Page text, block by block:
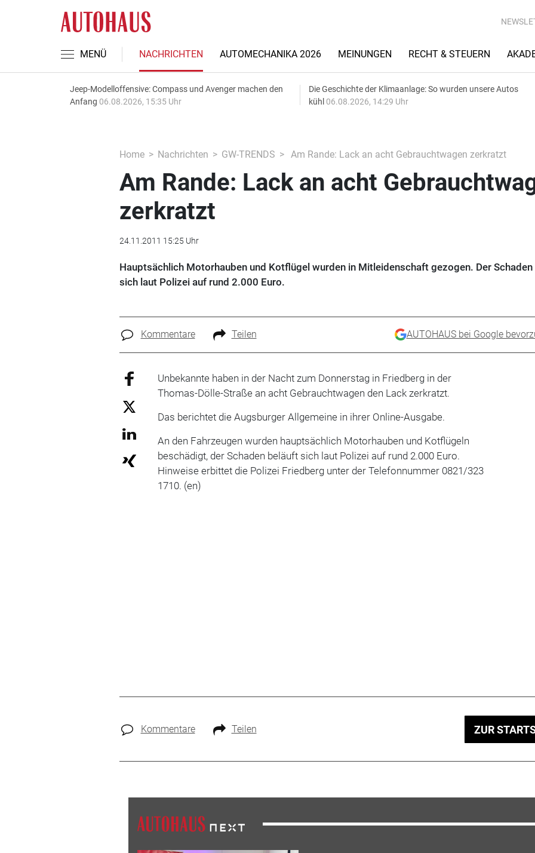
MENÜ NACHRICHTEN AUTOMECHANIKA 2026 MEINUNGEN RECHT & STEUERN
Jeep-Modelloffensive: Compass und Avenger machen den
Anfang 06.08.2026, 15:35 Uhr
Die Geschichte der Klimaanlage: So wurden unsere Autos
kühl 06.08.2026, 14:29 Uhr
Home Nachrichten GW-TRENDS Am Rande: Lack an acht Gebrauchtwagen zerkratzt
Am Rande: Lack an acht
zerkratzt
24.11.2011 15:25 Uhr
Hauptsächlich Motorhauben und Kotflügel wurden in Mitleidenschaft gezogen. Der
sich laut Polizei auf rund 2.000 Euro.
Kommentare Teilen AUTOHAUS bei Google
Unbekannte haben in der Nacht zum Donnerstag in Friedberg in der
Thomas-Dölle-Straße an acht Gebrauchtwagen den Lack zerkratzt.
Das berichtet die Augsburger Allgemeine in ihrer Online-Ausgabe.
An den Fahrzeugen wurden hauptsächlich Motorhauben und Kotflügeln
beschädigt, der Schaden beläuft sich laut Polizei auf rund 2.000 Euro.
Hinweise erbittet die Polizei Friedberg unter der Telefonnummer 0821/323
1710. (en)
Kommentare Teilen ZUR